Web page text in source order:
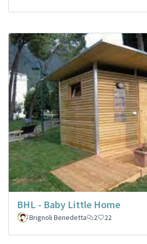
BHL - Baby Little Home
Brignoli Benedetta
2 22